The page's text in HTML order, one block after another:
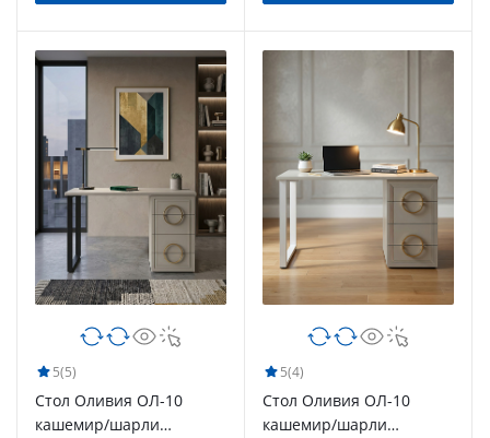
5(5)
Стол Оливия ОЛ-10
кашемир/шарли
5(4)
Стол Оливия ОЛ-10
кашемир/шарли